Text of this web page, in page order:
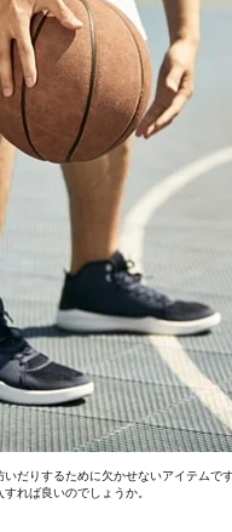
だりするために欠かせないアイテム
れば良いのでしょうか。